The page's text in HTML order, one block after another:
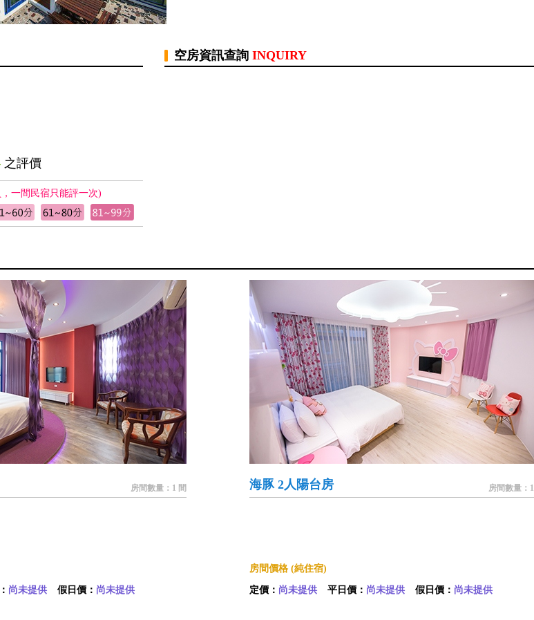
之評價
一間民宿只能評一次)
空房資訊查詢 INQUIRY
房間數量：1 間
尚未提供 假日價： 尚未提供
海豚 2人陽台房 房間數量：
房間價格 (純住宿)
定價： 尚未提供 平日價： 尚未提供 假日價： 尚未提供